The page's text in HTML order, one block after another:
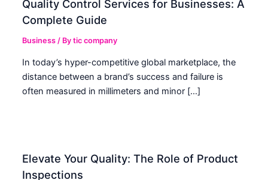
Quality Control Services for Businesses: A
Complete Guide
Business / Bytic company
In today’s hyper-competitive global marketplace, the
distance between a brand’s success and failure is
often measured in millimeters and minor […]
Elevate Your Quality: The Role of Product
Inspections